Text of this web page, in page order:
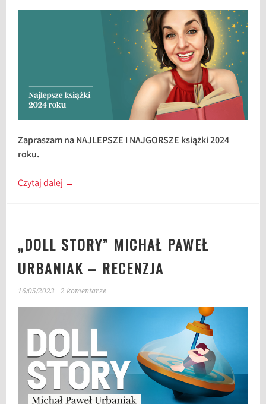
Zapraszam na NAJLEPSZE I NAJGORSZE książki 2024
roku.
Czytaj dalej →
„DOLL STORY” MICHAŁ PAWEŁ
URBANIAK – RECENZJA
16/05/2023 2 komentarze